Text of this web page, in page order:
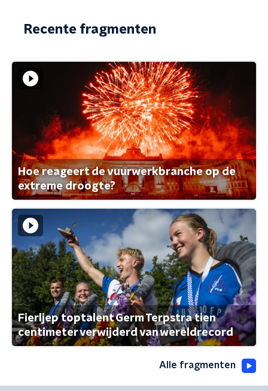
Recente fragmenten
Hoe reageert de vuurwerkbranche op de
extreme droogte?
Fierljep toptalent Germ Terpstra tien
centimeter verwijderd van wereldrecord
Alle fragmenten